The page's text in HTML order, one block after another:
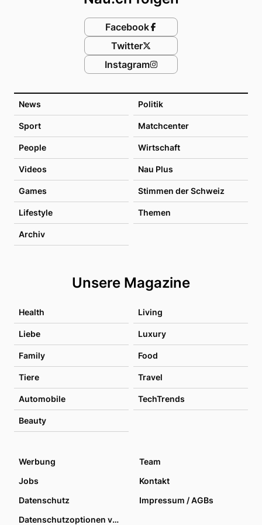
News Politik
Sport Matchcenter
People Wirtschaft
Videos Nau Plus
Games Stimmen der Schweiz
Lifestyle Themen
Archiv
Unsere Magazine
Health Living
Liebe Luxury
Family Food
Tiere Travel
Automobile TechTrends
Beauty
Facebook
Twitter
Instagram
Werbung
Team
Jobs
Kontakt
Datenschutz
Impressum / AGBs
Datenschutzoptionen verwalten